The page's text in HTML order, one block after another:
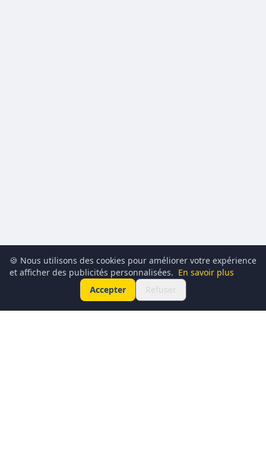
🍪 Nous utilisons des cookies pour améliorer votre expérience
et afficher des publicités personnalisées. En savoir plus
Accepter
Refuser